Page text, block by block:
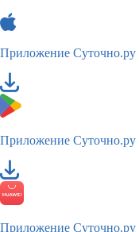
Приложение Суточно.ру
Приложение Суточно.ру
Приложение Суточно.ру